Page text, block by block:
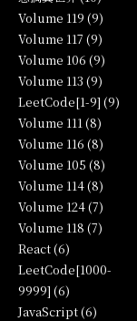
Volume 119 (9)
Volume 117 (9)
Volume 106 (9)
Volume 113 (9)
LeetCode[1-9] (9)
Volume 111 (8)
Volume 116 (8)
Volume 105 (8)
Volume 114 (8)
Volume 124 (7)
Volume 118 (7)
React (6)
LeetCode[1000-
9999] (6)
JavaScript (6)